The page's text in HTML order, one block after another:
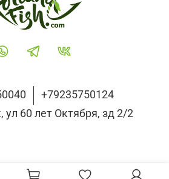
+79235750124
ул 60 лет Октября, зд 2/2